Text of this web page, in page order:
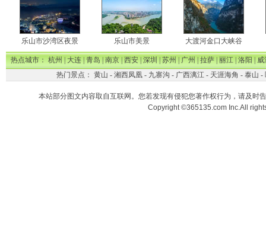
乐山市沙湾区夜景 乐山市美景 大渡河金口大峡谷
热点城市：杭州|大连|青岛|南京|西安|深圳|苏州|广州|拉萨|丽江|洛阳|威
热门景点： 黄山 - 湘西凤凰- 九寨沟 - 广西漓江- 天涯海角 - 泰山 -
本站部分图文内容取自互联网。您若发现有侵犯您著作权行为，请及时
Copyright ©365135.com Inc.All